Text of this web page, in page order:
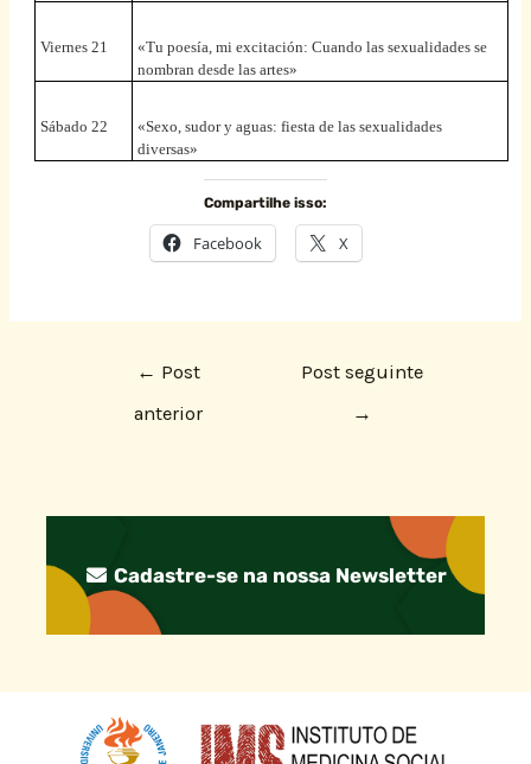
Viernes 21
«Tu poesía, mi excitación: Cuando las sexualidades se
nombran desde las artes»
Sábado 22
«Sexo, sudor y aguas: fiesta de las sexualidades
diversas»
Compartilhe isso:
Facebook X
← Post
anterior
Post seguinte
→
Cadastre-se na nossa Newsletter